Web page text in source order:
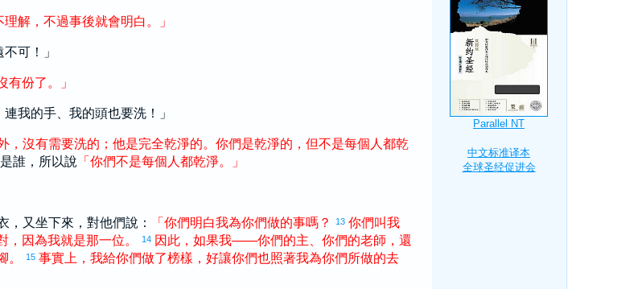
理解， 不過事後就會明白 。 」
可！」
有份了 。 」
我的手、我的頭也要洗！」
， 沒有需要洗的 ； 他是完全乾淨的。 你們是乾淨的 ， 但不是每個 人 都乾
誰，所以說 「 你們不是每個 人 都乾淨。 」
，又坐下來，對他們說： 「 你們明白我為你們做的事嗎？ 13 你們叫我
， 因為我就是那一位。 14 因此， 如果我——你們的主 你們的老師 ， 還
。 15 事實上 ， 我給你們做了榜樣 ， 好讓你們也照著我為你們 所做的去